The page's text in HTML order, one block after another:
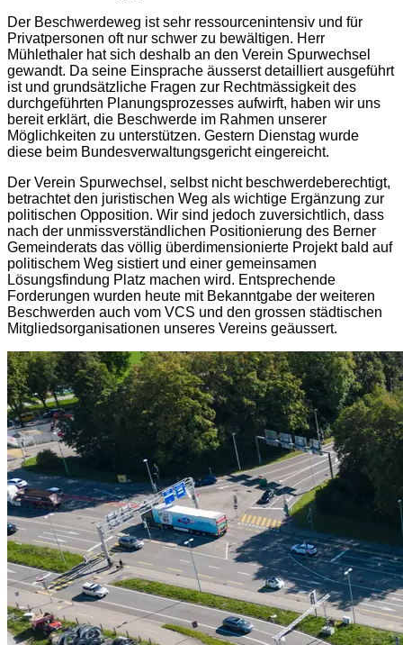
Der Beschwerdeweg ist sehr ressourcenintensiv und für
Privatpersonen oft nur schwer zu bewältigen. Herr
Mühlethaler hat sich deshalb an den Verein Spurwechsel
gewandt. Da seine Einsprache äusserst detailliert ausgeführt
ist und grundsätzliche Fragen zur Rechtmässigkeit des
durchgeführten Planungsprozesses aufwirft, haben wir uns
bereit erklärt, die Beschwerde im Rahmen unserer
Möglichkeiten zu unterstützen. Gestern Dienstag wurde
diese beim Bundesverwaltungsgericht eingereicht.
Der Verein Spurwechsel, selbst nicht beschwerdeberechtigt,
betrachtet den juristischen Weg als wichtige Ergänzung zur
politischen Opposition. Wir sind jedoch zuversichtlich, dass
nach der unmissverständlichen Positionierung des Berner
Gemeinderats das völlig überdimensionierte Projekt bald auf
politischem Weg sistiert und einer gemeinsamen
Lösungsfindung Platz machen wird. Entsprechende
Forderungen wurden heute mit Bekanntgabe der weiteren
Beschwerden auch vom VCS und den grossen städtischen
Mitgliedsorganisationen unseres Vereins geäussert.